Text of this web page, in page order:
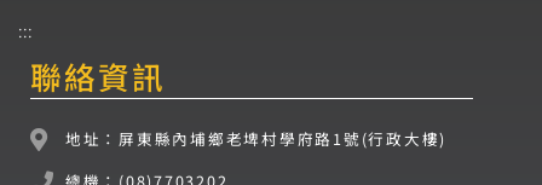
:::
聯絡資訊
地址：屏東縣內埔鄉老埤村學府路1號(行政大樓)